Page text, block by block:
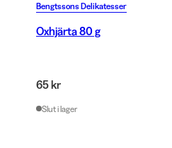
Bengtssons Delikatesser
Oxhjärta 80 g
65 kr
Slut i lager